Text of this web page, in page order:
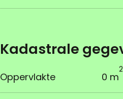
Kadastrale
Oppervlakte 0 m
2